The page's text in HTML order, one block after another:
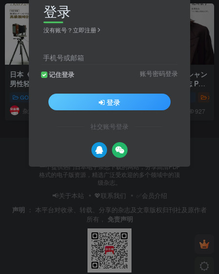
日本《GOETHE（ゲーテ）》
男性轻熟时尚杂志 PDF电子版
【2025年·全年订阅】
GOETHE（ゲーテ） 株式会社幻冬舎 GOETHE（ゲー
杂志猫 873
日本《OCEANS（オーシャン
ズ）》男性流行时尚杂志 PDF
电子版【2025年·全年订阅】
OCEANS（オーシャンズ） 株
杂志猫 927
杂志猫
一个提供热门日本电子杂志下载的网站，分享高清PDF
格式的电子版资源，精选广泛受欢迎的多个领域中的顶
级杂志。
📢关于本站 💖联系我们
✅会员介绍
声明 ： 本平台对收录、转载、分享的杂志及文章版权归刊社及原作者
所有， 免责声明
登录
没有账号？立即注册
手机号或邮箱
记住登录 账号密码登录
登录
社交账号登录